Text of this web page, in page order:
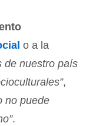
o a la
de nuestro país
,
no puede
.